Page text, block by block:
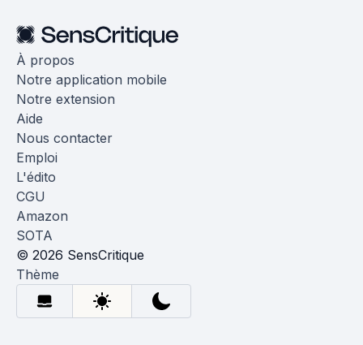
À propos
Notre application mobile
Notre extension
Aide
Nous contacter
Emploi
L'édito
CGU
Amazon
SOTA
© 2026 SensCritique
Thème